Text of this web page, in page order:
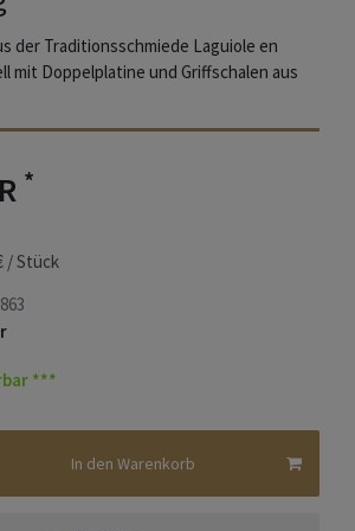
der Traditionsschmiede Laguiole en
mit Doppelplatine und Griffschalen aus
*
/ Stück
***
In den Warenkorb